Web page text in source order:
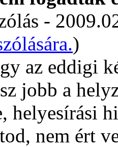
-
)
az eddigi
jobb a
helyesírási
nem ért